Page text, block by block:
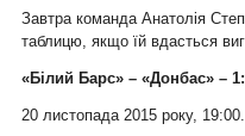
Завтра команда Анатолія
таблицю, якщо їй вдасться
«Білий Барс» – «Донбас» –
20 листопада 2015 року,